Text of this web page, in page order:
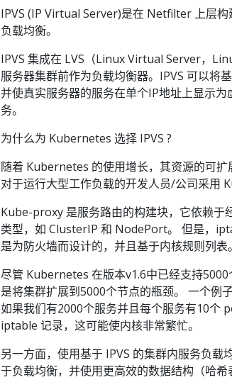
IPVS (IP Virtual Server)是在 Netfilter 上层
负载均衡。
IPVS 集成在 LVS（Linux Virtual Server，
服务器集群前作为负载均衡器。IPVS 可以将
并使真实服务器的服务在单个IP地址上显示
务。
为什么为 Kubernetes 选择 IPVS ?
随着 Kubernetes 的使用增长，其资源的可
对于运行大型工作负载的开发人员/公司采用
Kube-proxy 是服务路由的构建块，它依赖
类型，如 ClusterIP 和 NodePort。 但是，
是为防火墙而设计的，并且基于内核规则列表。
尽管 Kubernetes 在版本v1.6中已经支持
是将集群扩展到5000个节点的瓶颈。 一个例
如果我们有2000个服务并且每个服务有10个
iptable 记录，这可能使内核非常繁忙。
另一方面，使用基于 IPVS 的集群内服务负载
于负载均衡，并使用更高效的数据结构（哈希